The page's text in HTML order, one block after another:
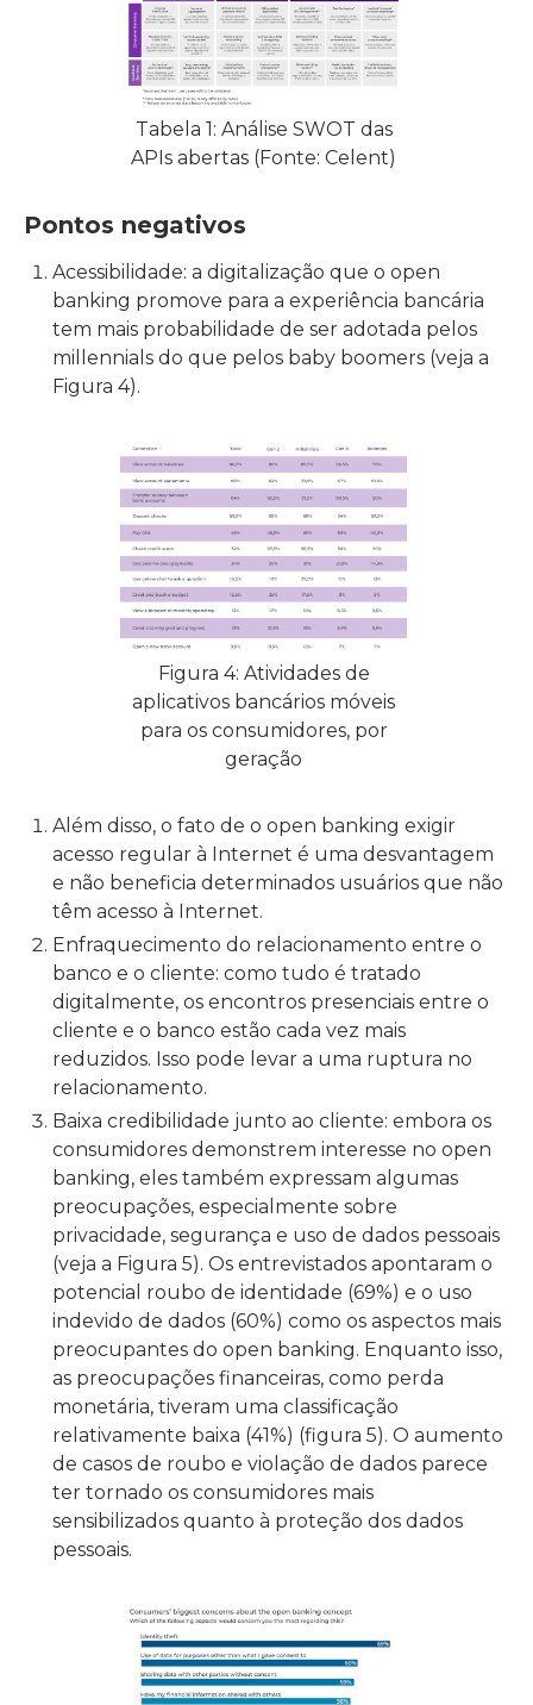
Tabela 1: Análise SWOT das
APIs abertas (Fonte: Celent)
Pontos negativos
Acessibilidade: a digitalização que o open
banking promove para a experiência bancária
tem mais probabilidade de ser adotada pelos
millennials do que pelos baby boomers (veja a
Figura 4).
Figura 4: Atividades de
aplicativos bancários móveis
para os consumidores, por
geração
Além disso, o fato de o open banking exigir
acesso regular à Internet é uma desvantagem
e não beneficia determinados usuários que não
têm acesso à Internet.
Enfraquecimento do relacionamento entre o
banco e o cliente: como tudo é tratado
digitalmente, os encontros presenciais entre o
cliente e o banco estão cada vez mais
reduzidos. Isso pode levar a uma ruptura no
relacionamento.
Baixa credibilidade junto ao cliente: embora os
consumidores demonstrem interesse no open
banking, eles também expressam algumas
preocupações, especialmente sobre
privacidade, segurança e uso de dados pessoais
(veja a Figura 5). Os entrevistados apontaram o
potencial roubo de identidade (69%) e o uso
indevido de dados (60%) como os aspectos mais
preocupantes do open banking. Enquanto isso,
as preocupações financeiras, como perda
monetária, tiveram uma classificação
relativamente baixa (41%) (figura 5). O aumento
de casos de roubo e violação de dados parece
ter tornado os consumidores mais
sensibilizados quanto à proteção dos dados
pessoais.